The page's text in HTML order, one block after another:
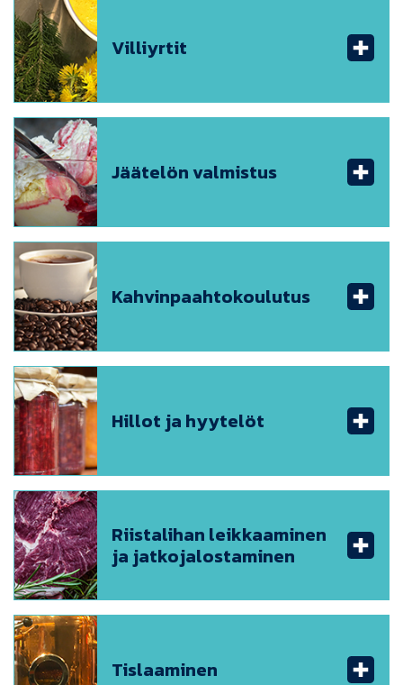
Villiyrtit
Jäätelön valmistus
Kahvinpaahtokoulutus
Hillot ja hyytelöt
Riistalihan leikkaaminen
ja jatkojalostaminen
Tislaaminen